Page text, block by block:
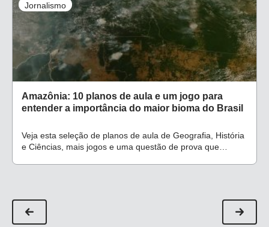
Jornalismo
Amazônia: 10 planos de aula e um jogo para
entender a importância do maior bioma do Brasil
Veja esta seleção de planos de aula de Geografia, História
e Ciências, mais jogos e uma questão de prova que